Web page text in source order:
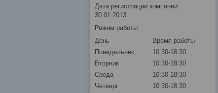
Дата регистрации компании:
30.01.2013
Режим работы:
День
Время работы
Понедельник
10:30-18:30
Вторник
10:30-18:30
Среда
10:30-18:30
Четверг
10:30-18:30